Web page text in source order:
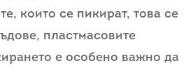
които се пикират, това се
пластмасовите
е особено важно да